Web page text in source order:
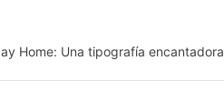
Home: Una tipografía encantadora